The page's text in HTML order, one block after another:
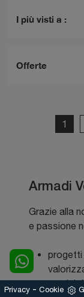
I più visti a :
Offerte
1
Armadi
Grazie alla
e passione
progetti
servizi
Privacy - Cookie